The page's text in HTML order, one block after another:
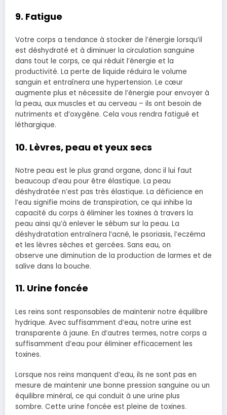
9. Fatigue
Votre corps a tendance à stocker de l’énergie lorsqu’il
est déshydraté et à diminuer la circulation sanguine
dans tout le corps, ce qui réduit l’énergie et la
productivité. La perte de liquide réduira le volume
sanguin et entraînera une hypertension. Le cœur
augmente plus et nécessite de l’énergie pour envoyer à
la peau, aux muscles et au cerveau – ils ont besoin de
nutriments et d’oxygène. Cela vous rendra fatigué et
léthargique.
10. Lèvres, peau et yeux secs
Notre peau est le plus grand organe, donc il lui faut
beaucoup d’eau pour être élastique. La peau
déshydratée n’est pas très élastique. La déficience en
l’eau signifie moins de transpiration, ce qui inhibe la
capacité du corps à éliminer les toxines à travers la
peau ainsi qu’à enlever le sébum sur la peau. La
déshydratation entraînera l’acné, le psoriasis, l’eczéma
et les lèvres sèches et gercées. Sans eau, on
observe une diminution de la production de larmes et de
salive dans la bouche.
11. Urine foncée
Les reins sont responsables de maintenir notre équilibre
hydrique. Avec suffisamment d’eau, notre urine est
transparente à jaune. En d’autres termes, notre corps a
suffisamment d’eau pour éliminer efficacement les
toxines.
Lorsque nos reins manquent d’eau, ils ne sont pas en
mesure de maintenir une bonne pression sanguine ou un
équilibre minéral, ce qui conduit à une urine plus
sombre. Cette urine foncée est pleine de toxines.